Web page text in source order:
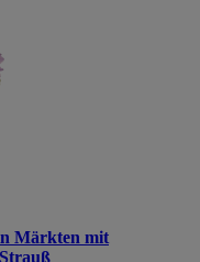
Märkten mit